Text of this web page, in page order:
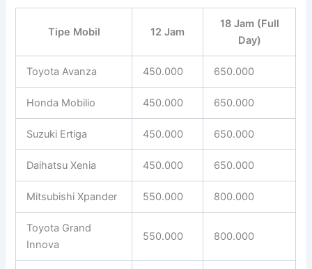
Tipe Mobil 12 Jam
18 Jam (Full
Day)
Toyota Avanza 450.000 650.000
Honda Mobilio 450.000 650.000
Suzuki Ertiga 450.000 650.000
Daihatsu Xenia 450.000 650.000
Mitsubishi Xpander 550.000 800.000
Toyota Grand
Innova
550.000 800.000